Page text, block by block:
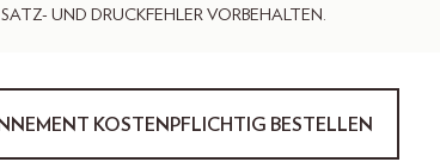
UND DRUCKFEHLER VORBEHALTEN.
KOSTENPFLICHTIG BESTELLEN